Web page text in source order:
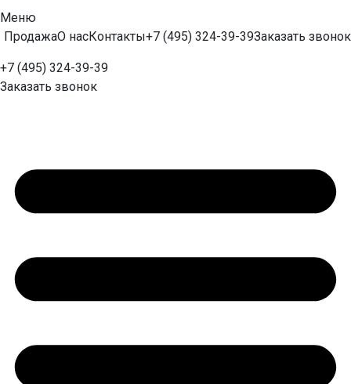
Меню
ПродажаО насКонтакты+7 (495) 324-39-39Заказать звонок
+7 (495) 324-39-39
Заказать звонок